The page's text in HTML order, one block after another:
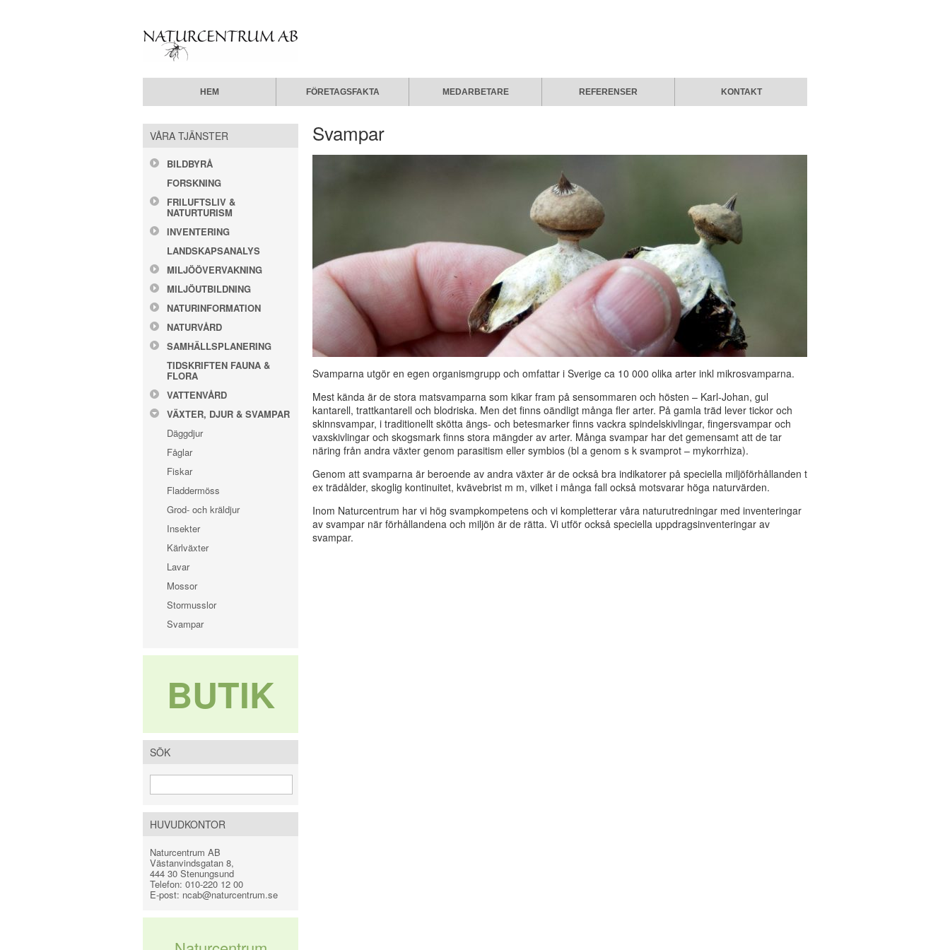
HEM FÖRETAGSFAKTA MEDARBETARE REFERENSER KONTAKT
Svampar
Svamparna utgör en egen organismgrupp och omfattar i Sverige ca 10 000 olika arter inkl mikrosvamparna.
Mest kända är de stora matsvamparna som kikar fram på sensommaren och hösten – Karl-Johan, gul
kantarell, trattkantarell och blodriska. Men det finns oändligt många fler arter. På gamla träd lever tickor och
skinnsvampar, i traditionellt skötta ängs- och betesmarker finns vackra spindelskivlingar, fingersvampar och
vaxskivlingar och skogsmark finns stora mängder av arter. Många svampar har det gemensamt att de tar
näring från andra växter genom parasitism eller symbios (bl a genom s k svamprot – mykorrhiza).
Genom att svamparna är beroende av andra växter är de också bra indikatorer på speciella miljöförhållanden t
ex trädålder, skoglig kontinuitet, kvävebrist m m, vilket i många fall också motsvarar höga naturvärden.
Inom Naturcentrum har vi hög svampkompetens och vi kompletterar våra naturutredningar med inventeringar
av svampar när förhållandena och miljön är de rätta. Vi utför också speciella uppdragsinventeringar av
svampar.
VÅRA TJÄNSTER
BILDBYRÅ
FORSKNING
FRILUFTSLIV &
NATURTURISM
INVENTERING
LANDSKAPSANALYS
MILJÖÖVERVAKNING
MILJÖUTBILDNING
NATURINFORMATION
NATURVÅRD
SAMHÄLLSPLANERING
TIDSKRIFTEN FAUNA &
FLORA
VATTENVÅRD
VÄXTER, DJUR & SVAMPAR
Däggdjur
Fåglar
Fiskar
Fladdermöss
Grod- och kräldjur
Insekter
Kärlväxter
Lavar
Mossor
Stormusslor
Svampar
BUTIK
SÖK
HUVUDKONTOR
Naturcentrum AB
Västanvindsgatan 8,
444 30 Stenungsund
Telefon: 010-220 12 00
E-post: ncab@naturcentrum.se